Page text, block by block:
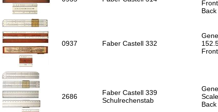
0937 Faber Castell 332
2686
Faber Castell 339
Schulrechenstab